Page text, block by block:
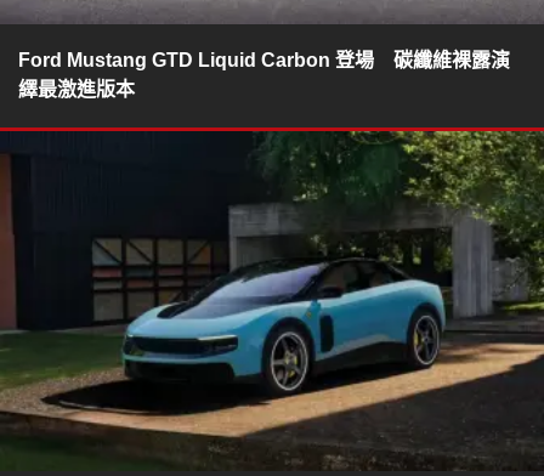
Ford Mustang GTD Liquid Carbon 登場 碳纖維裸露演
繹最激進版本